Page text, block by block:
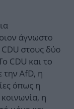
άγνωστο
στους δύο
CDU και το
AfD, η
όπως η
η